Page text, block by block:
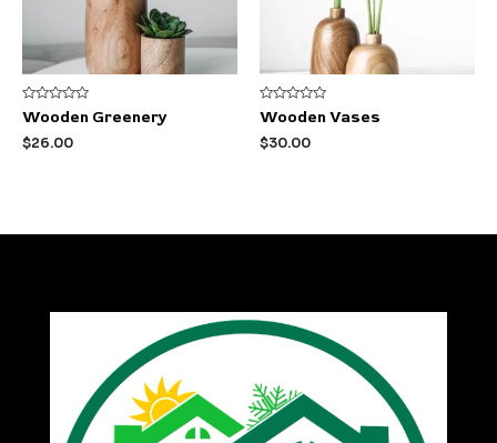
Rated
0
out
of
Wooden Greenery
$26.00
Rated
0
out
of
Wooden Vases
$30.00